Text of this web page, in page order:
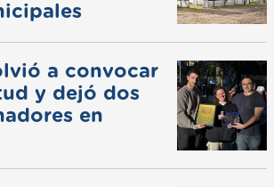
a convocar
y dejó dos
en